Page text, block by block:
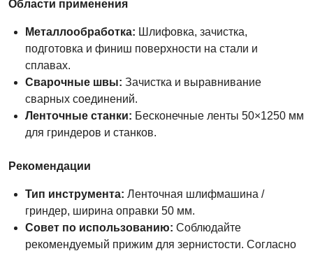
Области применения
Металлообработка: Шлифовка, зачистка,
подготовка и финиш поверхности на стали и
сплавах.
Сварочные швы: Зачистка и выравнивание
сварных соединений.
Ленточные станки: Бесконечные ленты 50×1250 мм
для гриндеров и станков.
Рекомендации
Тип инструмента: Ленточная шлифмашина /
гриндер, ширина оправки 50 мм.
Совет по использованию: Соблюдайте
рекомендуемый прижим для зернистости. Согласно